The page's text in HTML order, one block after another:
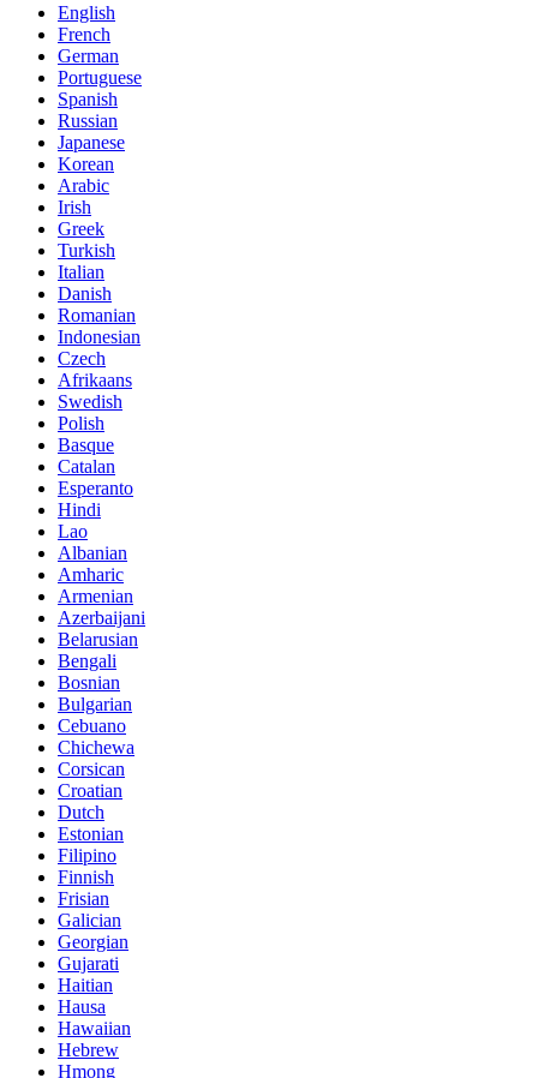
English
French
German
Portuguese
Spanish
Russian
Japanese
Korean
Arabic
Irish
Greek
Turkish
Italian
Danish
Romanian
Indonesian
Czech
Afrikaans
Swedish
Polish
Basque
Catalan
Esperanto
Hindi
Lao
Albanian
Amharic
Armenian
Azerbaijani
Belarusian
Bengali
Bosnian
Bulgarian
Cebuano
Chichewa
Corsican
Croatian
Dutch
Estonian
Filipino
Finnish
Frisian
Galician
Georgian
Gujarati
Haitian
Hausa
Hawaiian
Hebrew
Hmong